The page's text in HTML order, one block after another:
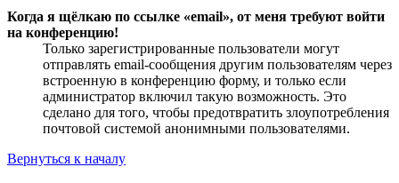
Когда я щёлкаю по ссылке «email», от меня требуют войти
на конференцию!
Только зарегистрированные пользователи могут
отправлять email-сообщения другим пользователям через
встроенную в конференцию форму, и только если
администратор включил такую возможность. Это
сделано для того, чтобы предотвратить злоупотребления
почтовой системой анонимными пользователями.
Вернуться к началу